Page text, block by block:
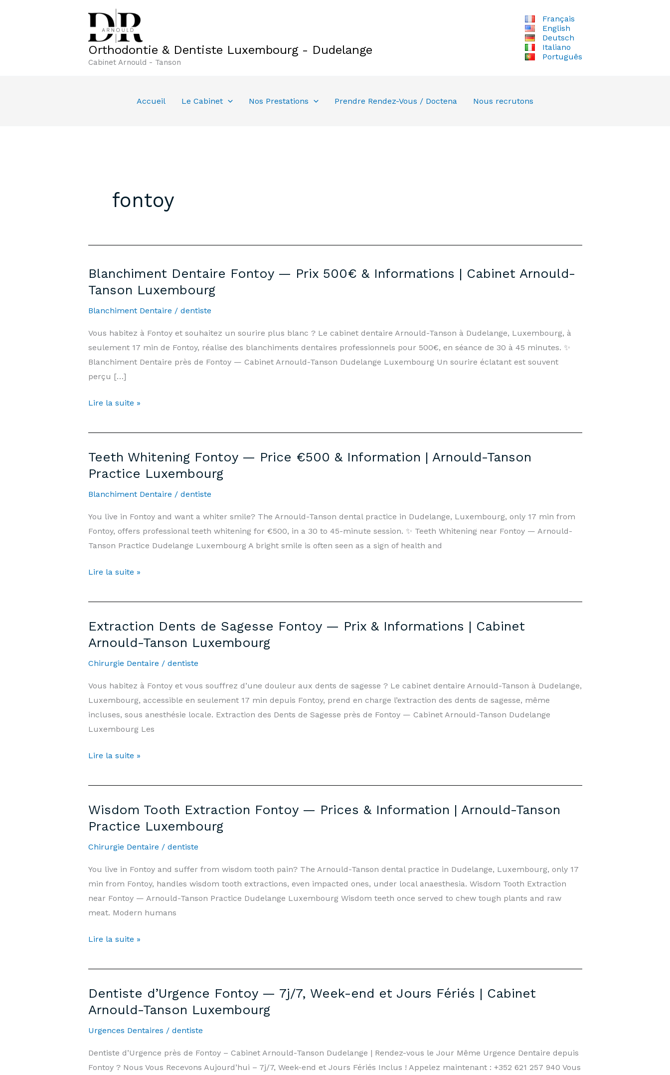
Orthodontie & Dentiste Luxembourg - Dudelange
Cabinet Arnould - Tanson
Français
English
Deutsch
Italiano
Português
Accueil Le Cabinet Nos Prestations Prendre Rendez-Vous / Doctena Nous recrutons
fontoy
Blanchiment Dentaire Fontoy — Prix 500€ & Informations | Cabinet Arnould-
Tanson Luxembourg
Blanchiment Dentaire / dentiste
Vous habitez à Fontoy et souhaitez un sourire plus blanc ? Le cabinet dentaire Arnould-Tanson à Dudelange, Luxembourg, à
seulement 17 min de Fontoy, réalise des blanchiments dentaires professionnels pour 500€, en séance de 30 à 45 minutes. ✨
Blanchiment Dentaire près de Fontoy — Cabinet Arnould-Tanson Dudelange Luxembourg Un sourire éclatant est souvent
perçu […]
Blanchiment
Fontoy
Prix
500€
|
Cabinet
Arnould-
Luxembourg
Lire la suite »
Teeth Whitening Fontoy — Price €500 & Information | Arnould-Tanson
Practice Luxembourg
Blanchiment Dentaire / dentiste
You live in Fontoy and want a whiter smile? The Arnould-Tanson dental practice in Dudelange, Luxembourg, only 17 min from
Fontoy, offers professional teeth whitening for €500, in a 30 to 45-minute session. ✨ Teeth Whitening near Fontoy — Arnould-
Tanson Practice Dudelange Luxembourg A bright smile is often seen as a sign of health and
Teeth
Fontoy
Price
€500
|
Arnould-
Tanson
Practice
Lire la suite »
Extraction Dents de Sagesse Fontoy — Prix & Informations | Cabinet
Arnould-Tanson Luxembourg
Chirurgie Dentaire / dentiste
Vous habitez à Fontoy et vous souffrez d’une douleur aux dents de sagesse ? Le cabinet dentaire Arnould-Tanson à Dudelange,
Luxembourg, accessible en seulement 17 min depuis Fontoy, prend en charge l’extraction des dents de sagesse, même
incluses, sous anesthésie locale. Extraction des Dents de Sagesse près de Fontoy — Cabinet Arnould-Tanson Dudelange
Luxembourg Les
Extraction
de
Fontoy
—
Prix
Informations
|
Cabinet
Arnould-
Luxembourg
Lire la suite »
Wisdom Tooth Extraction Fontoy — Prices & Information | Arnould-Tanson
Practice Luxembourg
Chirurgie Dentaire / dentiste
You live in Fontoy and suffer from wisdom tooth pain? The Arnould-Tanson dental practice in Dudelange, Luxembourg, only 17
min from Fontoy, handles wisdom tooth extractions, even impacted ones, under local anaesthesia. Wisdom Tooth Extraction
near Fontoy — Arnould-Tanson Practice Dudelange Luxembourg Wisdom teeth once served to chew tough plants and raw
meat. Modern humans
Wisdom
Extraction
—
Prices
|
Arnould-
Lire la suite »
Dentiste d’Urgence Fontoy — 7j/7, Week-end et Jours Fériés | Cabinet
Arnould-Tanson Luxembourg
Urgences Dentaires / dentiste
Dentiste d’Urgence près de Fontoy – Cabinet Arnould-Tanson Dudelange | Rendez-vous le Jour Même Urgence Dentaire depuis
Fontoy ? Nous Vous Recevons Aujourd’hui – 7j/7, Week-end et Jours Fériés Inclus ! Appelez maintenant : +352 621 257 940 Vous